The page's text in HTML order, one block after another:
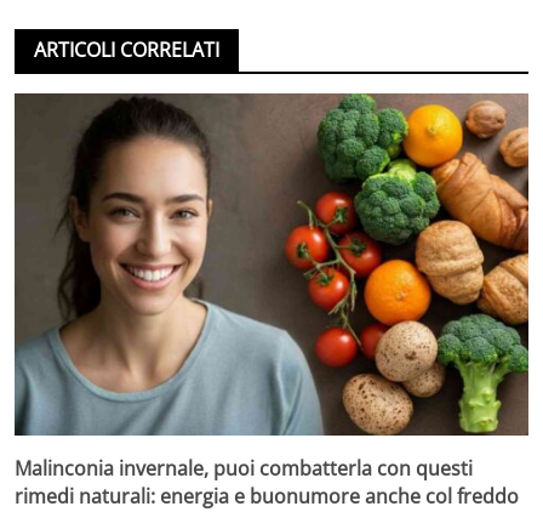
ARTICOLI CORRELATI
Malinconia invernale, puoi combatterla con questi
rimedi naturali: energia e buonumore anche col freddo